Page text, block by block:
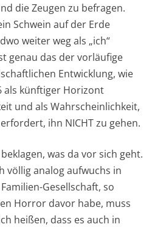
die Zeugen zu befragen.
Schwein auf der Erde
weiter weg als „ich“
genau das der vorläufige
Entwicklung, wie
als künftiger Horizont
und als Wahrscheinlichkeit,
ihn NICHT zu gehen.
was da vor sich geht.
völlig analog aufwuchs in
Gesellschaft, so
Horror davor habe, muss
heißen, dass es auch in